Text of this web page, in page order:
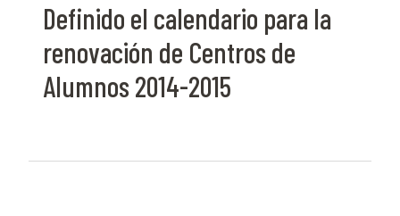
Definido el calendario para la
renovación de Centros de
Alumnos 2014-2015